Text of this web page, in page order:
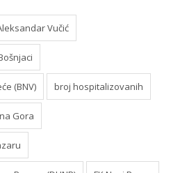
Vučić
(BNV) broj hospitalizovanih
Gora